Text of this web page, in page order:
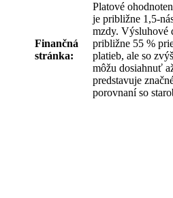
Finančná
stránka:
Platové
je približne 1,5-
mzdy. Výsluhové
približne 55 %
platieb, ale so
môžu dosiahnuť
predstavuje
porovnaní so